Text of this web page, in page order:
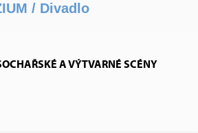
/ Divadlo
A VÝTVARNÉ SCÉNY